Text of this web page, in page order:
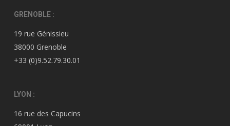
GRENOBLE :
19 rue Génissieu
38000 Grenoble
+33 (0)9.52.79.30.01
LYON :
16 rue des Capucins